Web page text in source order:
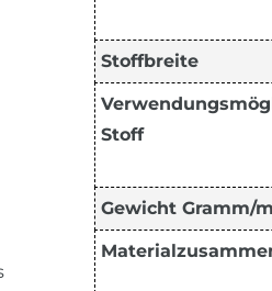
Stoffbreite
Stoff
Gewicht Gramm/